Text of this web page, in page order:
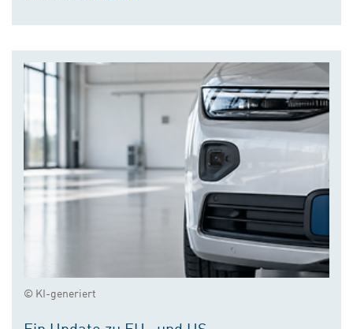
© KI-generiert